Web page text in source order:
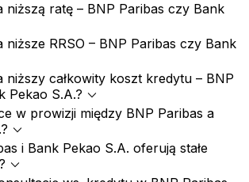
niższą ratę – BNP Paribas czy Bank
niższe RRSO – BNP Paribas czy Bank
niższy całkowity koszt kredytu – BNP
Pekao S.A.? expand_more
w prowizji między BNP Paribas a
expand_more
i Bank Pekao S.A. oferują stałe
expand_more